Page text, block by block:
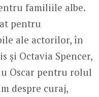
familiile albe.
pentru
ale actorilor, în
și Octavia Spencer,
Oscar pentru rolul
despre curaj,